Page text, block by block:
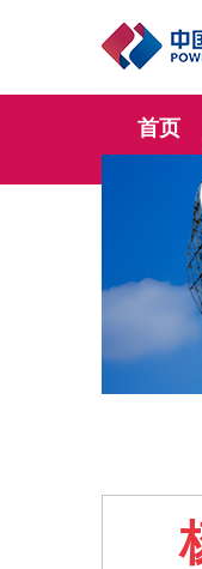
首页